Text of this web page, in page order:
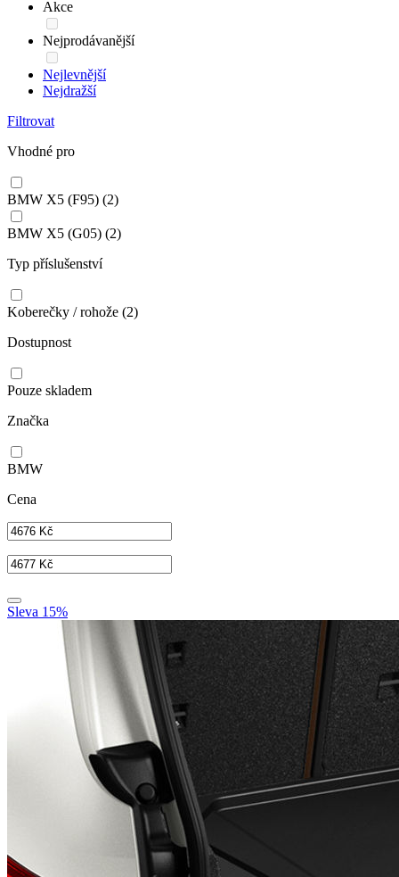
Akce
Nejprodávanější
Nejlevnější
Nejdražší
Filtrovat
Vhodné pro
BMW X5 (F95) (2)
BMW X5 (G05) (2)
Typ příslušenství
Koberečky / rohože (2)
Dostupnost
Pouze skladem
Značka
BMW
Cena
Sleva 15%